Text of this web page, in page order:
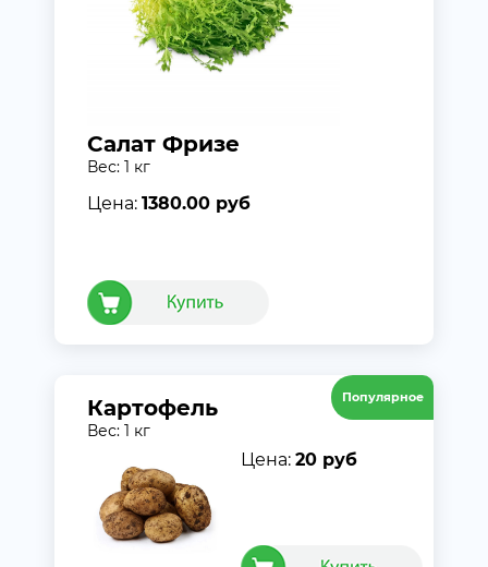
Салат Фризе
Вес: 1 кг
Цена: 1380.00 руб
Популярное
Картофель
Вес: 1 кг
Цена: 20 руб